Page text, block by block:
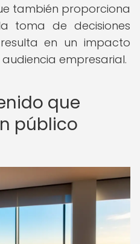
también proporciona
toma de decisiones
en un impacto
empresarial.
que
público